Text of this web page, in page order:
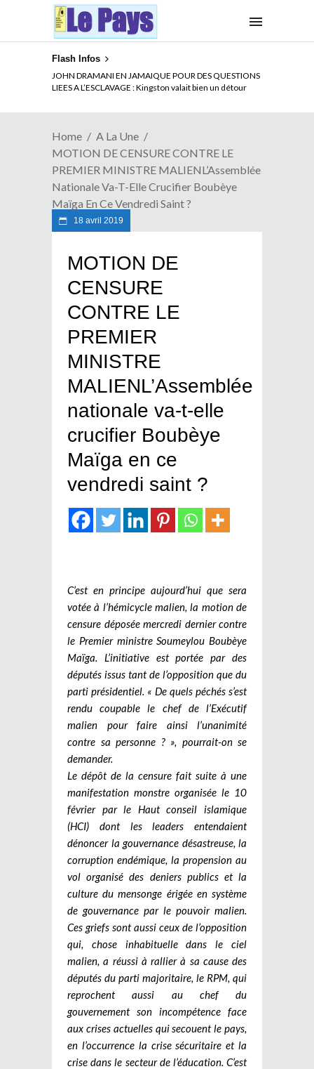
Flash Infos
ELECTION DE TALON A LA TETE DU SENAT BENINOIS :
Quand Patrice quitte le pouvoir sans partir !
Home
A La Une
MOTION DE CENSURE CONTRE LE
PREMIER MINISTRE MALIENL’Assemblée
Nationale Va-T-Elle Crucifier Boubèye
Maïga En Ce Vendredi Saint ?
18 avril 2019
MOTION DE
CENSURE
CONTRE LE
PREMIER
MINISTRE
MALIENL’Assemblée
nationale va-t-elle
crucifier Boubèye
Maïga en ce
vendredi saint ?
C’est en principe aujourd’hui que sera
votée à l’hémicycle malien, la motion de
censure déposée mercredi dernier contre
le Premier ministre Soumeylou Boubèye
Maïga. L’initiative est portée par des
députés issus tant de l’opposition que du
parti présidentiel. « De quels péchés s’est
rendu coupable le chef de l’Exécutif
malien pour faire ainsi l’unanimité
contre sa personne ? », pourrait-on se
demander.
Le dépôt de la censure fait suite à une
manifestation monstre organisée le 10
février par le Haut conseil islamique
(HCI) dont les leaders entendaient
dénoncer la gouvernance désastreuse, la
corruption endémique, la propension au
vol organisé des deniers publics et la
culture du mensonge érigée en système
de gouvernance par le pouvoir malien.
Ces griefs sont aussi ceux de l’opposition
qui, chose inhabituelle dans le ciel
malien, a réussi à rallier à sa cause des
députés du parti majoritaire, le RPM, qui
reprochent aussi au chef du
gouvernement son incompétence face
aux crises actuelles qui secouent le pays,
en l’occurrence la crise sécuritaire et la
crise dans le secteur de l’éducation. C’est